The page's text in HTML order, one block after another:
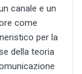
canale e un
come
per la
della teoria